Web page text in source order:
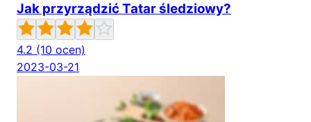
Jak przyrządzić Tatar śledziowy?
4.2 (10 ocen)
2023-03-21